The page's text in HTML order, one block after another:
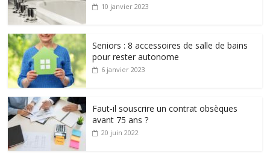
10 janvier 2023
Seniors : 8 accessoires de salle de bains
pour rester autonome
6 janvier 2023
Faut-il souscrire un contrat obsèques
avant 75 ans ?
20 juin 2022